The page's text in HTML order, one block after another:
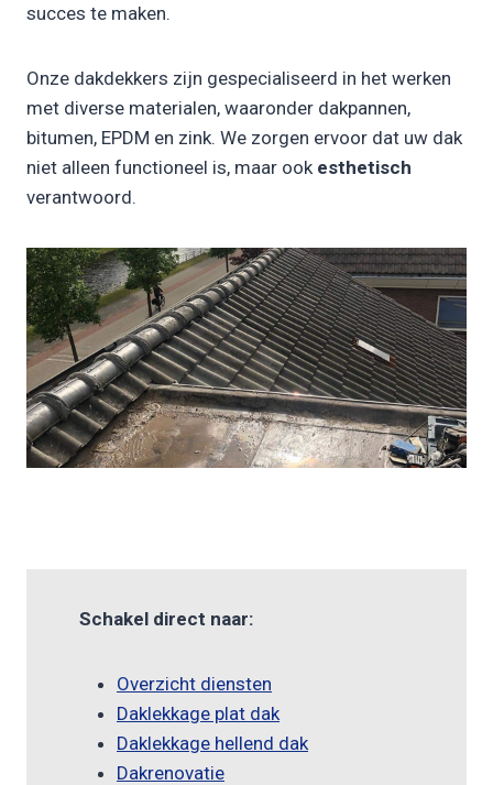
succes te maken.
Onze dakdekkers zijn gespecialiseerd in het werken
met diverse materialen, waaronder dakpannen,
bitumen, EPDM en zink. We zorgen ervoor dat uw dak
niet alleen functioneel is, maar ook esthetisch
verantwoord.
Schakel direct naar:
Overzicht diensten
Daklekkage plat dak
Daklekkage hellend dak
Dakrenovatie